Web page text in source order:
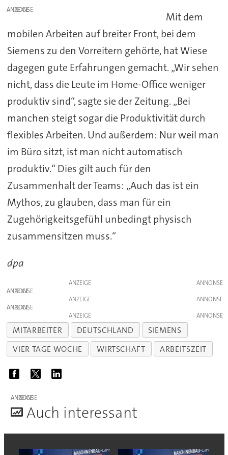
ANZEIGE
Mit dem
mobilen Arbeiten auf breiter Front, bei dem
Siemens zu den Vorreitern gehörte, hat Wiese
dagegen gute Erfahrungen gemacht. „Wir sehen
nicht, dass die Leute im Home-Office weniger
produktiv sind“, sagte sie der Zeitung. „Bei
manchen steigt sogar die Produktivität durch
flexibles Arbeiten. Und außerdem: Nur weil man
im Büro sitzt, ist man nicht automatisch
produktiv.“ Dies gilt auch für den
Zusammenhalt der Teams: „Auch das ist ein
Mythos, zu glauben, dass man für ein
Zugehörigkeitsgefühl unbedingt physisch
zusammensitzen muss.“
dpa
ANZEIGE
ANZEIGE
ANZEIGE
ANZEIGE
ANZEIGE
MITARBEITER DEUTSCHLAND
SIEMENS
VIER TAGE WOCHE
WIRTSCHAFT ARBEITSZEIT
ANZEIGE
Auch interessant